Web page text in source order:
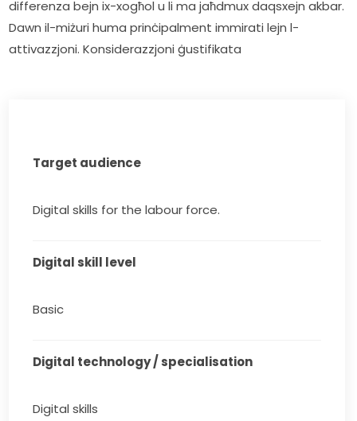
differenza bejn ix-xogħol u li ma jaħdmux daqsxejn akbar.
Dawn il-miżuri huma prinċipalment immirati lejn l-
attivazzjoni. Konsiderazzjoni ġustifikata
Target audience
Digital skills for the labour force.
Digital skill level
Basic
Digital technology / specialisation
Digital skills